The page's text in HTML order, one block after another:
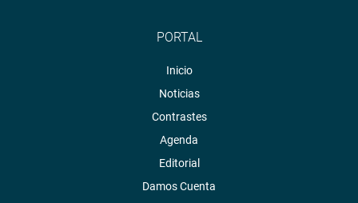
PORTAL
Inicio
Noticias
Contrastes
Agenda
Editorial
Damos Cuenta